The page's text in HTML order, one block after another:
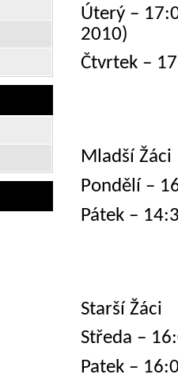
Úterý –
2010)
Čtvrtek –
Mladší Žáci
Pondělí –
Pátek –
Starší Žáci
Středa –
Patek –